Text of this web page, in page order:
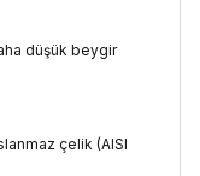
düşük beygir
çelik (AISI